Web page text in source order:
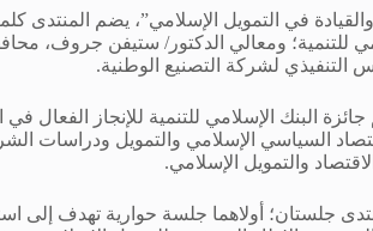
في التمويل الإسلامي”، يضم المنتدى
للتنمية؛ ومعالي الدكتور/ ستيفن جروف،
التنفيذي لشركة التصنيع الوطنية.
السياسي الإسلامي والتمويل ودراسات
والتمويل الإسلامي.
جلستان؛ أولاهما جلسة حوارية تهدف إلى